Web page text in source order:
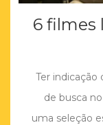
6 filmes
Ter
de busca
uma seleção